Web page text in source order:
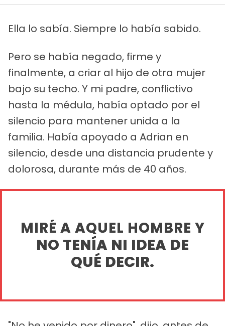
Ella lo sabía. Siempre lo había sabido.
Pero se había negado, firme y
finalmente, a criar al hijo de otra mujer
bajo su techo. Y mi padre, conflictivo
hasta la médula, había optado por el
silencio para mantener unida a la
familia. Había apoyado a Adrian en
silencio, desde una distancia prudente y
dolorosa, durante más de 40 años.
MIRÉ A AQUEL HOMBRE Y
NO TENÍA NI IDEA DE
QUÉ DECIR.